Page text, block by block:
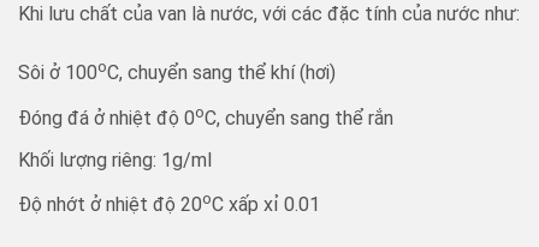
Khi lưu chất của van là nước, với các đặc tính của nước như:
Sôi ở 100oC, chuyển sang thể khí (hơi)
Đóng đá ở nhiệt độ 0oC, chuyển sang thể rắn
Khối lượng riêng: 1g/ml
Độ nhớt ở nhiệt độ 20oC xấp xỉ 0.01